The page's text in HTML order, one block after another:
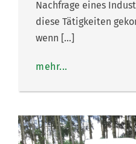
Nachfrage eines
diese Tätigkeiten
wenn […]
mehr...